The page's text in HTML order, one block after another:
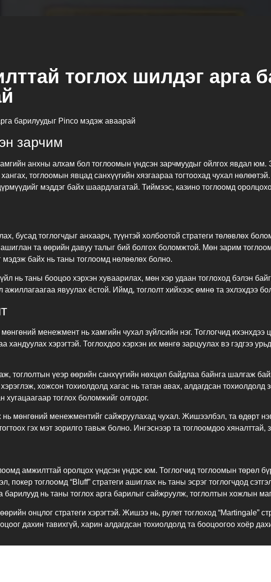
тоглох шилдэг арга
барилуудыг Pinco мэдэж аваарай
зарчим
анхны алхам бол тоглоомын үндсэн зарчмуудыг ойлгох явдал юм.
тоглоомын явцад санхүүгийн хязгаараа тогтоохад чухал
мэддэг байх шаардлагатай. Тиймээс, казино тоглоомд
бусад тоглогчдыг анхаарч, түүнтэй холбоотой стратеги төлөвлөх
та өөрийн давуу талыг бий болгох боломжтой. Мөн зарим
мэдэж байх нь таны тоглоомд нөлөөлөх болно.
нь таны бооцоо хэрхэн хуваарилах, мөн хэр удаан тоглоход бэлэн
ажиллагаагаа явуулах ёстой. Иймд, тоглолт хийхээс өмнө та эхлэхдээ
менежмент нь хамгийн чухал зүйлсийн нэг. Тоглогчид ихэнхдээ
хандуулах хэрэгтэй. Тоглохдоо хэрхэн их мөнгө зарцуулах вэ гэдгээ
тоглолтын үеэр өөрийн санхүүгийн нөхцөл байдлаа байнга шалгаж
хожсон тохиолдолд хагас нь татан авах, алдагдсан тохиолдолд
хугацаагаар тоглох боломжийг олгодог.
нь мөнгөний менежментийг сайжруулахад чухал. Жишээлбэл, та өдөрт
гэх мэт зорилго тавьж болно. Ингэснээр та тоглоомдоо
амжилттай оролцох үндсэн үндэс юм. Тоглогчид тоглоомын төрөл
покер тоглоомд “Bluff” стратеги ашиглах нь таны эсрэг тоглогчдод
барилууд нь таны тоглох арга барилыг сайжруулж, тоглолтын хожлын
онцлог стратеги хэрэгтэй. Жишээ нь, рулет тоглоход “Martingale”
дахин тавихгүй, харин алдагдсан тохиолдолд та бооцоогоо хоёр